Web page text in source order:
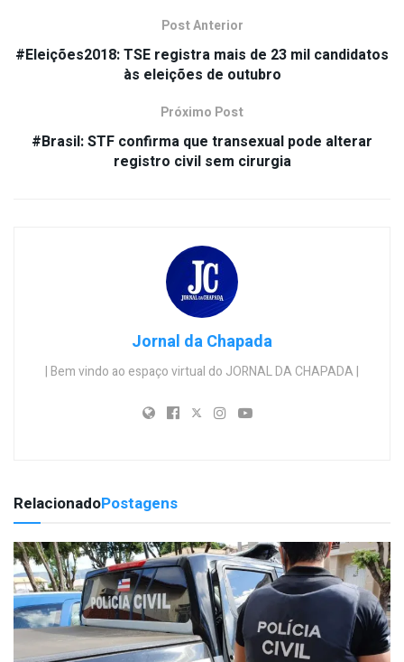
Post Anterior
#Eleições2018: TSE registra mais de 23 mil candidatos
às eleições de outubro
Próximo Post
#Brasil: STF confirma que transexual pode alterar
registro civil sem cirurgia
Jornal da Chapada
| Bem vindo ao espaço virtual do JORNAL DA CHAPADA |
RelacionadoPostagens